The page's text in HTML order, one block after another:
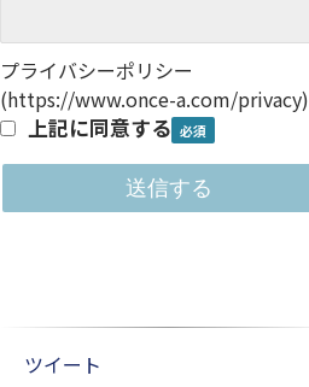
プライバシーポリシー
(https://www.once-a.com/privacy)
上記に同意する
ツイート